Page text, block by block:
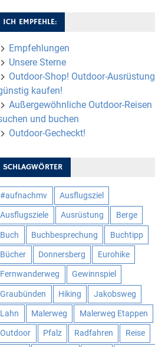
ICH EMPFEHLE:
Empfehlungen
Unsere Sterne
Outdoor-Shop! Outdoor-Ausrüstung
kaufen!
Außergewöhnliche Outdoor-Reisen
und buchen
Outdoor-Gecheckt!
SCHLAGWÖRTER
#aufnachmv Ausflugsziel
Ausflugsziele Ausrüstung Berge
Buch Buchbesprechung Buchtipp
Bücher Donnersberg Eurohike
Fernwanderweg Gewinnspiel
Graubünden Hiking Jakobsweg
Lahn Malerweg Malerweg Etappen
Outdoor Pfalz Radfahren Reise